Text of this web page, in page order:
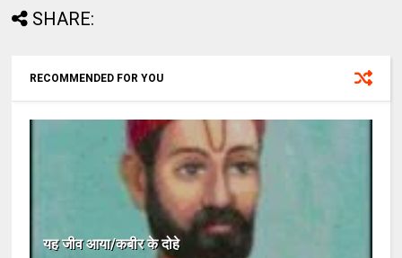
SHARE:
RECOMMENDED FOR YOU
यह जीव आया/कबीर के दोहे